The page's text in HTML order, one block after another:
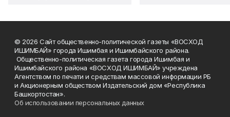
© 2026 Сайт общественно-политической газеты «ВОСХОД
ИШИМБАЙ» города Ишимбая и Ишимбайского района.
Общественно-политическая газета города Ишимбая и
Ишимбайского района «ВОСХОД ИШИМБАЙ» учреждена
Агентством по печати и средствам массовой информации РБ
и Акционерным обществом Издательский дом «Республика
Башкортостан».
Об использовании персональных данных